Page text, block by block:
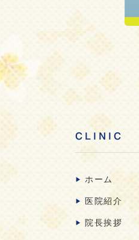
CLINIC
ホーム
医院紹介
院長挨拶